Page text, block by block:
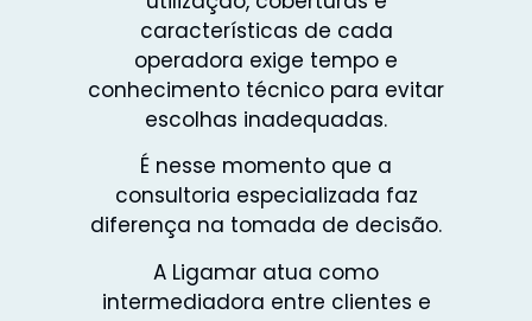
características de cada
operadora exige tempo e
conhecimento técnico para evitar
escolhas inadequadas.
É nesse momento que a
consultoria especializada faz
diferença na tomada de decisão.
A Ligamar atua como
intermediadora entre clientes e